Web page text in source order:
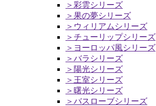
＞彩雲シリーズ
＞果の夢シリーズ
＞ウィリアムシリーズ
＞チューリップシリーズ
＞ヨーロッパ風シリーズ
＞バラシリーズ
＞陽光シリーズ
＞王室シリーズ
＞曙光シリーズ
＞バスローブシリーズ